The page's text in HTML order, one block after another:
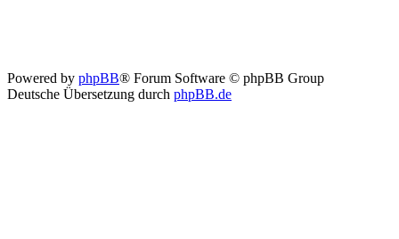
Powered by phpBB® Forum Software © phpBB Group
Deutsche Übersetzung durch phpBB.de